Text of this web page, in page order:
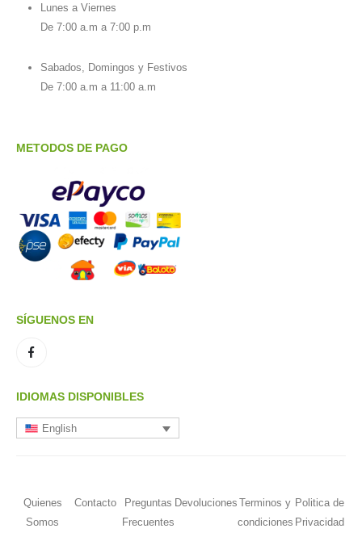
Lunes a Viernes
De 7:00 a.m a 7:00 p.m
Sabados, Domingos y Festivos
De 7:00 a.m a 11:00 a.m
METODOS DE PAGO
SÍGUENOS EN
IDIOMAS DISPONIBLES
English
Quienes
Somos
Contacto
Preguntas
Frecuentes
Devoluciones Terminos y
condiciones
Politica de
Privacidad